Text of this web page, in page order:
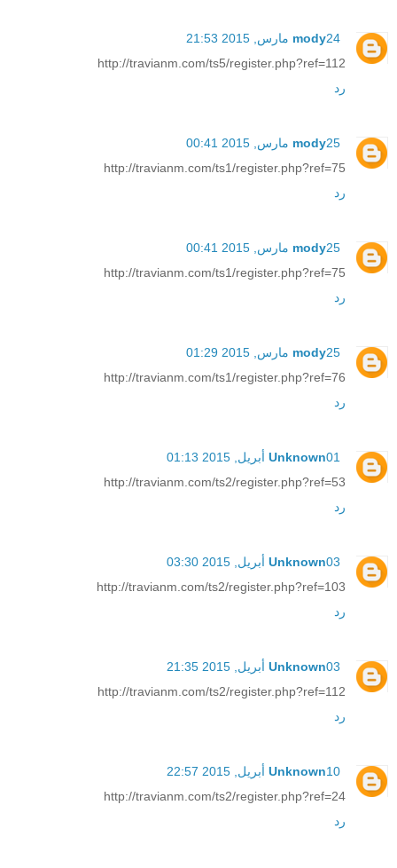
mody24 مارس, 2015 21:53
http://travianm.com/ts5/register.php?ref=112
رد
mody25 مارس, 2015 00:41
http://travianm.com/ts1/register.php?ref=75
رد
mody25 مارس, 2015 00:41
http://travianm.com/ts1/register.php?ref=75
رد
mody25 مارس, 2015 01:29
http://travianm.com/ts1/register.php?ref=76
رد
Unknown01 أبريل, 2015 01:13
http://travianm.com/ts2/register.php?ref=53
رد
Unknown03 أبريل, 2015 03:30
http://travianm.com/ts2/register.php?ref=103
رد
Unknown03 أبريل, 2015 21:35
http://travianm.com/ts2/register.php?ref=112
رد
Unknown10 أبريل, 2015 22:57
http://travianm.com/ts2/register.php?ref=24
رد